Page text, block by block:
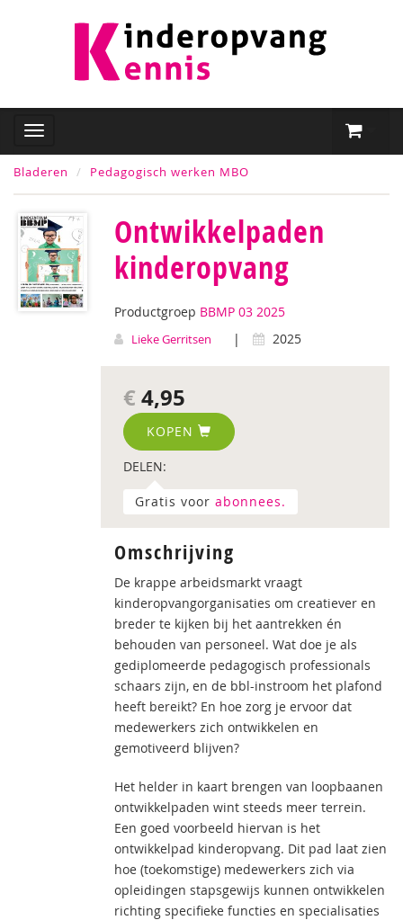
Bladeren Pedagogisch werken MBO
Ontwikkelpaden
kinderopvang
Productgroep BBMP 03 2025
Lieke Gerritsen | 2025
€ 4,95
KOPEN
DELEN:
Gratis voor abonnees.
Omschrijving
De krappe arbeidsmarkt vraagt
kinderopvangorganisaties om creatiever en
breder te kijken bij het aantrekken én
behouden van personeel. Wat doe je als
gediplomeerde pedagogisch professionals
schaars zijn, en de bbl-instroom het plafond
heeft bereikt? En hoe zorg je ervoor dat
medewerkers zich ontwikkelen en
gemotiveerd blijven?
Het helder in kaart brengen van loopbaanen
ontwikkelpaden wint steeds meer terrein.
Een goed voorbeeld hiervan is het
ontwikkelpad kinderopvang. Dit pad laat zien
hoe (toekomstige) medewerkers zich via
opleidingen stapsgewijs kunnen ontwikkelen
richting specifieke functies en specialisaties